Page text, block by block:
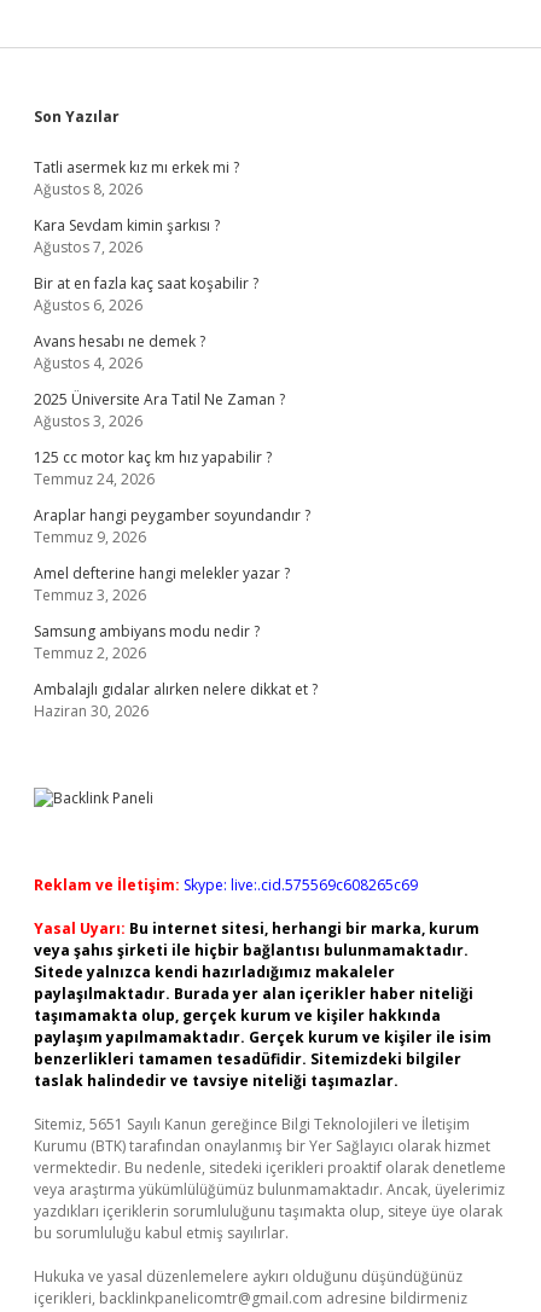
Sidebar
Son Yazılar
Tatli asermek kız mı erkek mi ?
Ağustos 8, 2026
Kara Sevdam kimin şarkısı ?
Ağustos 7, 2026
Bir at en fazla kaç saat koşabilir ?
Ağustos 6, 2026
Avans hesabı ne demek ?
Ağustos 4, 2026
2025 Üniversite Ara Tatil Ne Zaman ?
Ağustos 3, 2026
125 cc motor kaç km hız yapabilir ?
Temmuz 24, 2026
Araplar hangi peygamber soyundandır ?
Temmuz 9, 2026
Amel defterine hangi melekler yazar ?
Temmuz 3, 2026
Samsung ambiyans modu nedir ?
Temmuz 2, 2026
Ambalajlı gıdalar alırken nelere dikkat et ?
Haziran 30, 2026
Reklam ve İletişim: Skype: live:.cid.575569c608265c69
Yasal Uyarı: Bu internet sitesi, herhangi bir marka, kurum
veya şahıs şirketi ile hiçbir bağlantısı bulunmamaktadır.
Sitede yalnızca kendi hazırladığımız makaleler
paylaşılmaktadır. Burada yer alan içerikler haber niteliği
taşımamakta olup, gerçek kurum ve kişiler hakkında
paylaşım yapılmamaktadır. Gerçek kurum ve kişiler ile isim
benzerlikleri tamamen tesadüfidir. Sitemizdeki bilgiler
taslak halindedir ve tavsiye niteliği taşımazlar.
Sitemiz, 5651 Sayılı Kanun gereğince Bilgi Teknolojileri ve İletişim
Kurumu (BTK) tarafından onaylanmış bir Yer Sağlayıcı olarak hizmet
vermektedir. Bu nedenle, sitedeki içerikleri proaktif olarak denetleme
veya araştırma yükümlülüğümüz bulunmamaktadır. Ancak, üyelerimiz
yazdıkları içeriklerin sorumluluğunu taşımakta olup, siteye üye olarak
bu sorumluluğu kabul etmiş sayılırlar.
Hukuka ve yasal düzenlemelere aykırı olduğunu düşündüğünüz
içerikleri, backlinkpanelicomtr@gmail.com adresine bildirmeniz